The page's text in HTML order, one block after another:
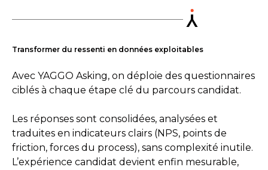
Transformer du ressenti en données exploitables​
Avec YAGGO Asking, on déploie des questionnaires
ciblés à chaque étape clé du parcours candidat.
Les réponses sont consolidées, analysées et
traduites en indicateurs clairs (NPS, points de
friction, forces du process), sans complexité inutile.
L’expérience candidat devient enfin mesurable,